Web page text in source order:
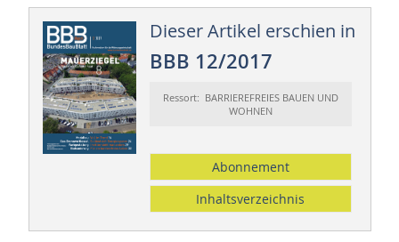
Dieser Artikel erschien in
BBB 12/2017
Ressort: BARRIEREFREIES BAUEN UND
WOHNEN
Abonnement
Inhaltsverzeichnis